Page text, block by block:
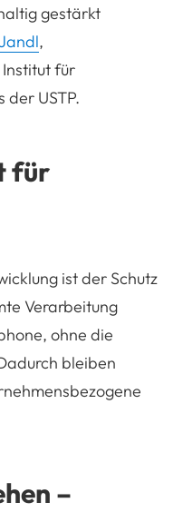
gestärkt
,
Institut für
USTP.
für
ist der Schutz
Verarbeitung
ohne die
bleiben
–